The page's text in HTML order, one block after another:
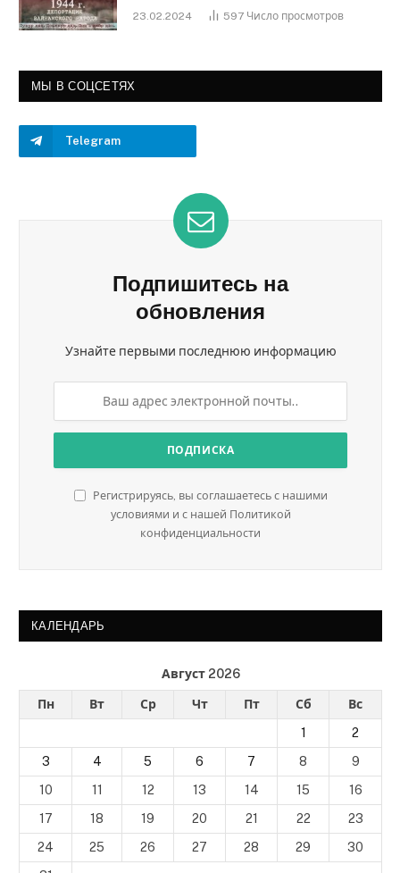
23.02.2024 597 Число просмотров
МЫ В СОЦСЕТЯХ
Telegram
Подпишитесь на
обновления
Узнайте первыми последнюю информацию
Регистрируясь, вы соглашаетесь с нашими
условиями и с нашей Политикой
конфиденциальности
КАЛЕНДАРЬ
Август 2026
Пн Вт Ср Чт Пт Сб
Вс
1
2
3
4 5 6 7 8
9
10
11 12 13 14 15
16
17
18 19 20 21 22
23
24
25 26 27 28 29
30